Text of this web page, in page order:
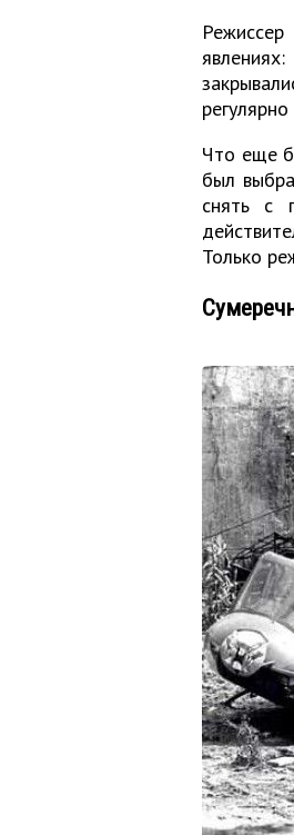
Что еще
был
снять с
Только